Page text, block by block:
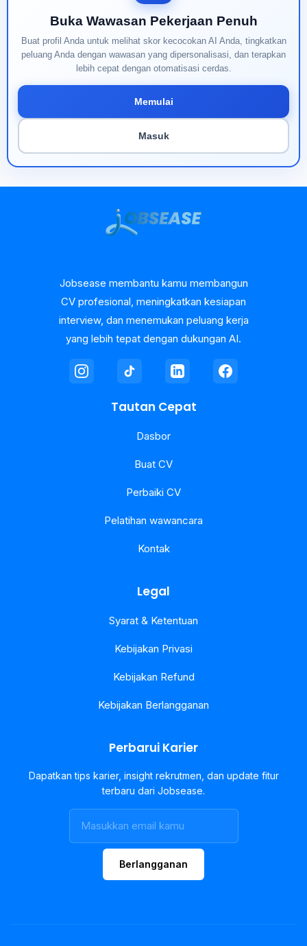
Buka Wawasan Pekerjaan Penuh
Buat profil Anda untuk melihat skor kecocokan AI Anda, tingkatkan
peluang Anda dengan wawasan yang dipersonalisasi, dan terapkan
lebih cepat dengan otomatisasi cerdas.
Memulai
Masuk
Jobsease membantu kamu membangun
CV profesional, meningkatkan kesiapan
interview, dan menemukan peluang kerja
yang lebih tepat dengan dukungan AI.
Tautan Cepat
Dasbor
Buat CV
Perbaiki CV
Pelatihan wawancara
Kontak
Legal
Syarat & Ketentuan
Kebijakan Privasi
Kebijakan Refund
Kebijakan Berlangganan
Perbarui Karier
Dapatkan tips karier, insight rekrutmen, dan update fitur
terbaru dari Jobsease.
Berlangganan